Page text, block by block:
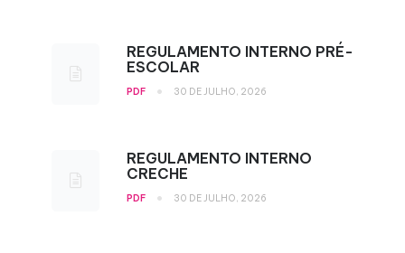
REGULAMENTO INTERNO PRÉ-
ESCOLAR
PDF • 30 DE JULHO, 2026
REGULAMENTO INTERNO
CRECHE
PDF • 30 DE JULHO, 2026